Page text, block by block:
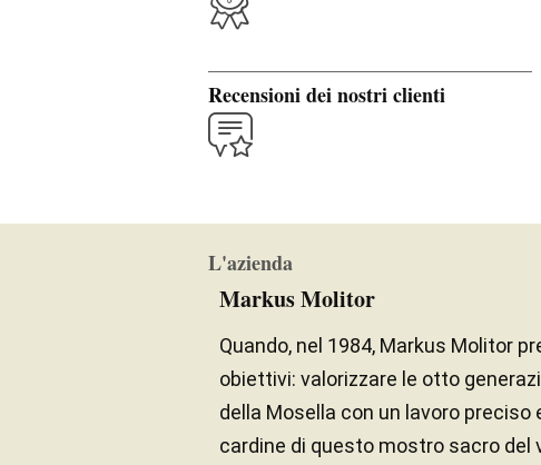
Recensioni dei nostri clienti
L'azienda
Markus Molitor
Quando, nel 1984, Markus Molitor
obiettivi: valorizzare le otto
della Mosella con un lavoro
cardine di questo mostro sacro